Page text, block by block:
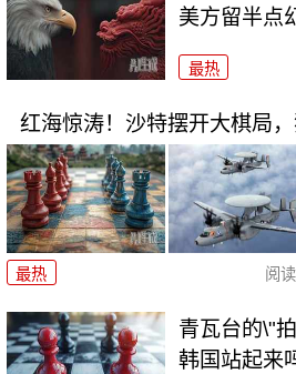
美方留半点
最热
红海惊涛！沙特摆开大棋局
最热 阅读
青瓦台的\"
韩国站起来